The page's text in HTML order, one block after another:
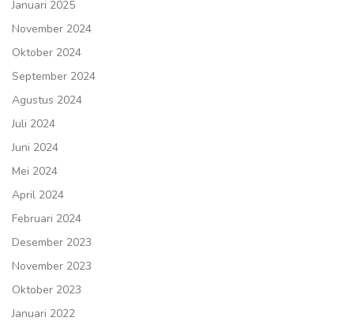
Januari 2025
November 2024
Oktober 2024
September 2024
Agustus 2024
Juli 2024
Juni 2024
Mei 2024
April 2024
Februari 2024
Desember 2023
November 2023
Oktober 2023
Januari 2022